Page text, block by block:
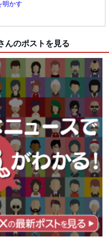
明かす
んのポストを見る